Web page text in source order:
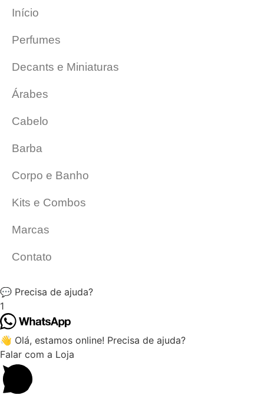
Início
Perfumes
Decants e Miniaturas
Árabes
Cabelo
Barba
Corpo e Banho
Kits e Combos
Marcas
Contato
💬 Precisa de ajuda?
1
👋 Olá, estamos online! Precisa de ajuda?
Falar com a Loja